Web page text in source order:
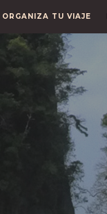
ORGANIZA TU VIAJE